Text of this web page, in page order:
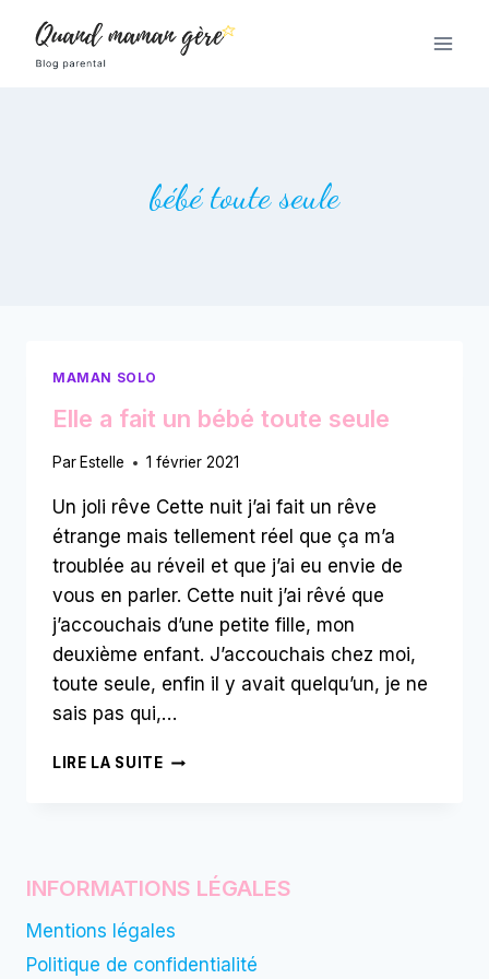
contenu
bébé toute seule
MAMAN SOLO
Elle a fait un bébé toute seule
Par Estelle 1 février 2021
Un joli rêve Cette nuit j’ai fait un rêve
étrange mais tellement réel que ça m’a
troublée au réveil et que j’ai eu envie de
vous en parler. Cette nuit j’ai rêvé que
j’accouchais d’une petite fille, mon
deuxième enfant. J’accouchais chez moi,
toute seule, enfin il y avait quelqu’un, je ne
sais pas qui,…
LIRE LA SUITEELLE
TOUTE
SEULE
INFORMATIONS LÉGALES
Mentions légales
Politique de confidentialité